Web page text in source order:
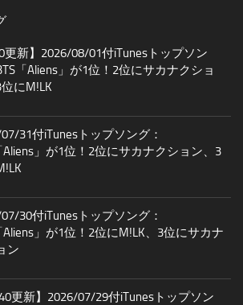
更新】2026/08/01付iTunesトップソン
「Aliens」が1位！2位にサカナクショ
にM!LK
31付iTunesトップソング：
Aliens」が1位！2位にサカナクション、3
30付iTunesトップソング：
Aliens」が1位！2位にM!LK、3位にサカナ
ン
更新】2026/07/29付iTunesトップソン